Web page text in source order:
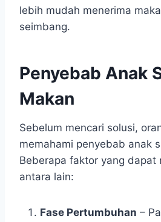
lebih mudah menerima
seimbang.
Penyebab Anak
Makan
Sebelum mencari solusi,
memahami penyebab anak
Beberapa faktor yang dapat
antara lain:
Fase Pertumbuhan –